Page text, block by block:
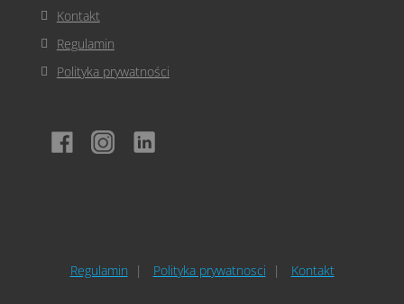
Kontakt
Regulamin
Polityka prywatności
Regulamin Polityka prywatnosci Kontakt